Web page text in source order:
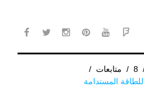
8
/ متابعات /
المستدامة